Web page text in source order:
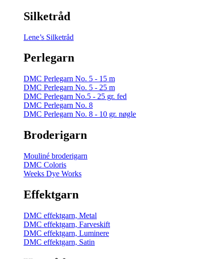
Silketråd
Lene’s Silketråd
Perlegarn
DMC Perlegarn No. 5 - 15 m
DMC Perlegarn No. 5 - 25 m
DMC Perlegarn No.5 - 25 gr. fed
DMC Perlegarn No. 8
DMC Perlegarn No. 8 - 10 gr. nøgle
Broderigarn
Mouliné broderigarn
DMC Coloris
Weeks Dye Works
Effektgarn
DMC effektgarn, Metal
DMC effektgarn, Farveskift
DMC effektgarn, Luminere
DMC effektgarn, Satin